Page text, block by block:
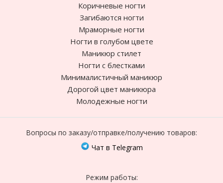
Коричневые ногти
Загибаются ногти
Мраморные ногти
Ногти в голубом цвете
Маникюр стилет
Ногти с блестками
Минималистичный маникюр
Дорогой цвет маникюра
Молодежные ногти
Вопросы по заказу/отправке/получению товаров:
Чат в Telegram
Режим работы: